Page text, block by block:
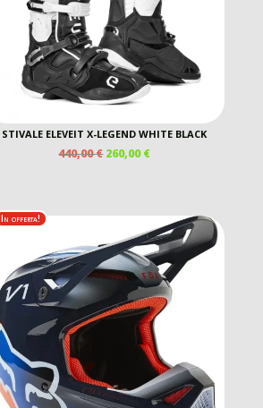
STIVALE ELEVEIT X-LEGEND WHITE BLACK
440,00€ IL
440,00 €.
260,00€IL
260,00 €.
In offerta!